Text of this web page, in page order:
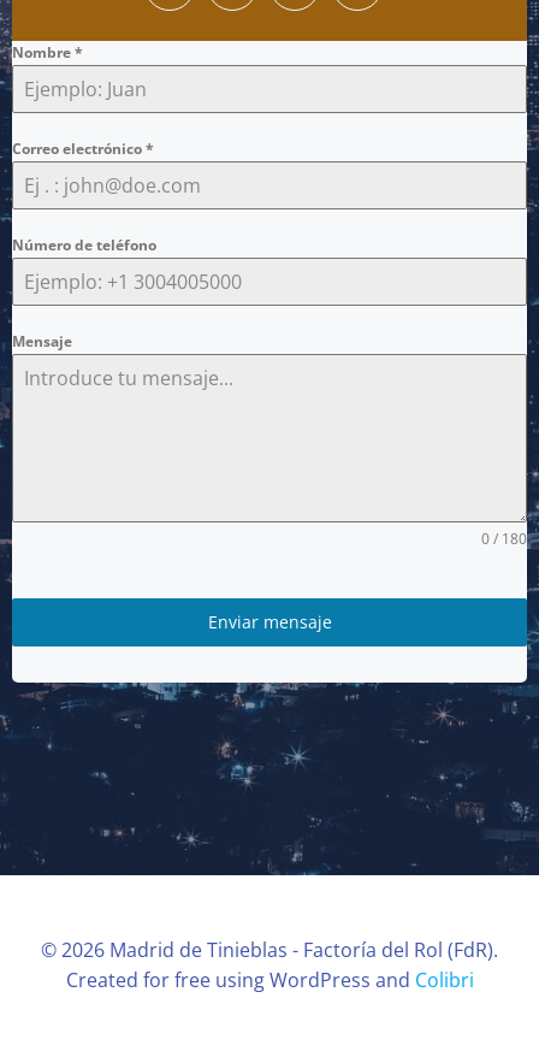
Nombre*
Correo electrónico*
Número de teléfono
Mensaje
0 / 180
Enviar mensaje
© 2026 Madrid de Tinieblas - Factoría del Rol (FdR).
Created for free using WordPress and Colibri